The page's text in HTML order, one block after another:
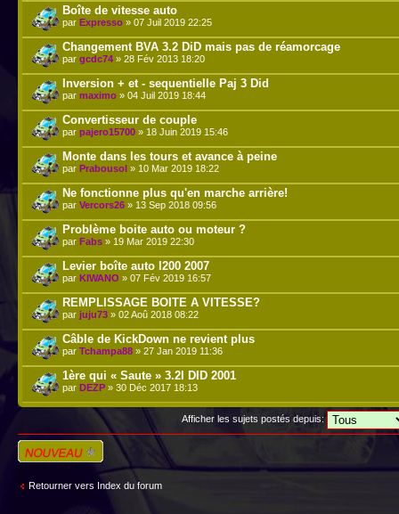
Boîte de vitesse auto
par Expresso » 07 Juil 2019 22:25
Changement BVA 3.2 DiD mais pas de réamorcage
par gcdc74 » 28 Fév 2013 18:20
Inversion + et - sequentielle Paj 3 Did
par maximo » 04 Juil 2019 18:44
Convertisseur de couple
par pajero15700 » 18 Juin 2019 15:46
Monte dans les tours et avance à peine
par Prabousol » 10 Mar 2019 18:22
Ne fonctionne plus qu'en marche arrière!
par Vercors26 » 13 Sep 2018 09:56
Problème boite auto ou moteur ?
par Fabs » 19 Mar 2019 22:30
Levier boîte auto l200 2007
par KIWANO » 07 Fév 2019 16:57
REMPLISSAGE BOITE A VITESSE?
par juju73 » 02 Aoû 2018 08:22
Câble de KickDown ne revient plus
par Tchampa88 » 27 Jan 2019 11:36
1ère qui « Saute » 3.2l DID 2001
par DEZP » 30 Déc 2017 18:13
Afficher les sujets postés depuis:
Écrire un nouveau
sujet
Retourner vers Index du forum